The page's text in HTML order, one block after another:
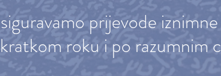
prijevode
roku i po razumnim